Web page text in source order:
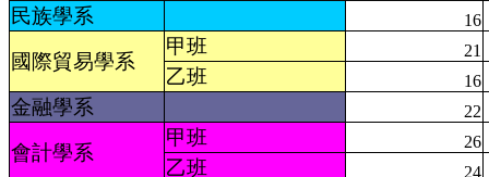
民族學系 16
國際貿易學系
甲班 21
乙班 16
金融學系 22
會計學系
甲班 26
乙班 24